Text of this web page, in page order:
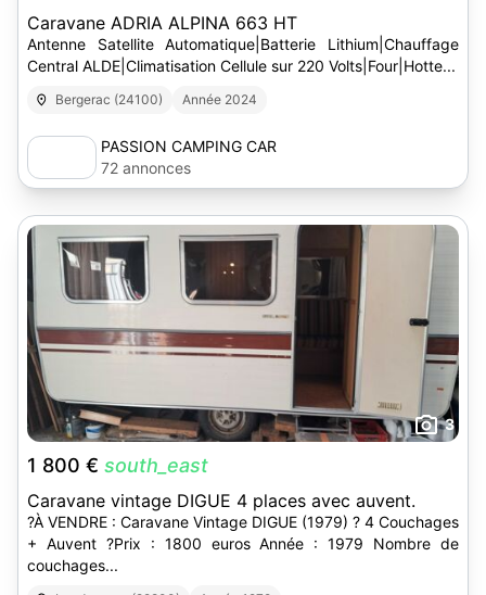
Caravane ADRIA ALPINA 663 HT
Antenne Satellite Automatique|Batterie Lithium|Chauffage
Central ALDE|Climatisation Cellule sur 220 Volts|Four|Hotte...
Bergerac (24100) Année 2024
PASSION CAMPING CAR
72 annonces
3
1 800 € south_east
Caravane vintage DIGUE 4 places avec auvent.
?À VENDRE : Caravane Vintage DIGUE (1979) ? 4 Couchages
+ Auvent ?Prix : 1800 euros Année : 1979 Nombre de
couchages...